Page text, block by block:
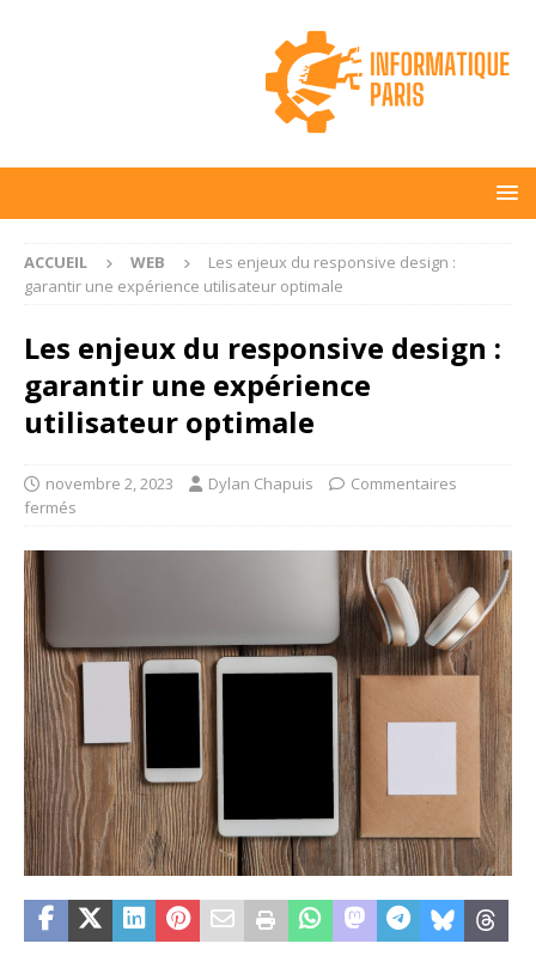
ACCUEIL WEB
Les enjeux du responsive design :
garantir une expérience utilisateur optimale
Les enjeux du responsive design :
garantir une expérience
utilisateur optimale
novembre 2, 2023 Dylan Chapuis
Commentaires
fermés